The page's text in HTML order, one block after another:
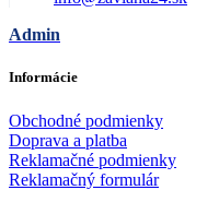
Admin
Informácie
Obchodné podmienky
Doprava a platba
Reklamačné podmienky
Reklamačný formulár